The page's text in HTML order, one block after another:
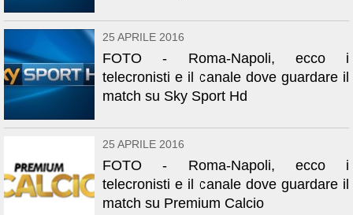
25 APRILE 2016
FOTO - Roma-Napoli, ecco i
telecronisti e il canale dove guardare il
match su Sky Sport Hd
25 APRILE 2016
FOTO - Roma-Napoli, ecco i
telecronisti e il canale dove guardare il
match su Premium Calcio